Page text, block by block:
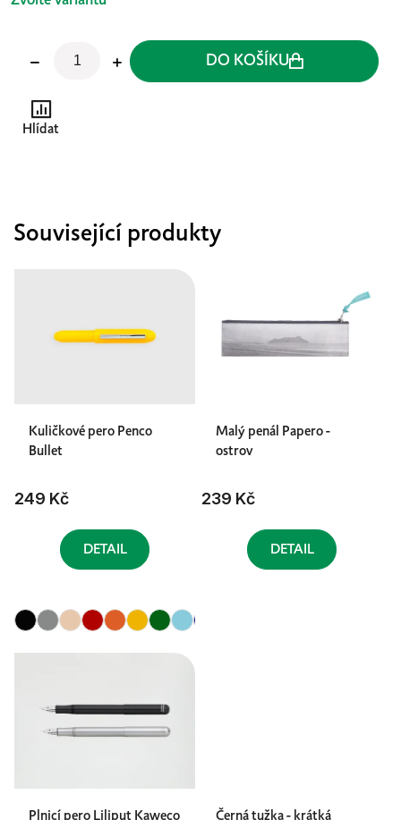
DO KOŠÍKU
Hlídat
Související produkty
Kuličkové pero Penco
Bullet
249 Kč
DETAIL
Malý penál Papero -
ostrov
239 Kč
DETAIL